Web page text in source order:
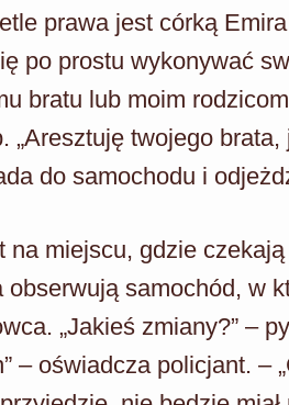
prawa jest córką
po prostu wykonywać
bratu lub moim
„Aresztuję twojego
do samochodu i
na miejscu, gdzie
samochód, w
„Jakieś zmiany?” –
– oświadcza policjant. –